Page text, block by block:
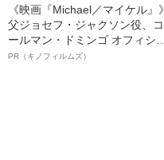
《映画『Michael／マイケル』》
父ジョセフ・ジャクソン役、コ
ールマン・ドミンゴ オフィシャ
ルインタビュー“観客を魅了した
PR（キノフィルムズ）